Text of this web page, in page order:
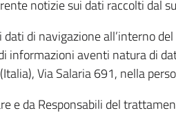
notizie sui dati raccolti dal
di navigazione all’interno
informazioni aventi natura di
Via Salaria 691, nella
e da Responsabili del